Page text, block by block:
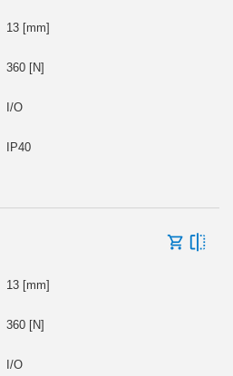
13 [mm]
360 [N]
I/O
IP40
13 [mm]
360 [N]
I/O